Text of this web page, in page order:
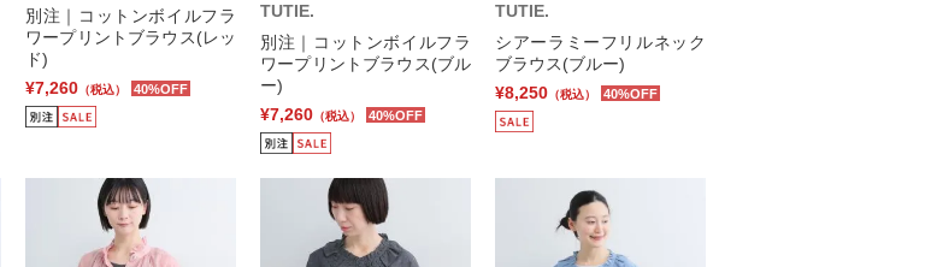
別注｜コットンボイルフラ
ワープリントブラウス(レッ
ド)
¥7,260 （税込） 40%OFF
TUTIE.
別注｜コットンボイルフラ
ワープリントブラウス(ブル
ー)
¥7,260 （税込） 40%OFF
TUTIE.
シアーラミーフリルネック
ブラウス(ブルー)
¥8,250 （税込） 40%OFF